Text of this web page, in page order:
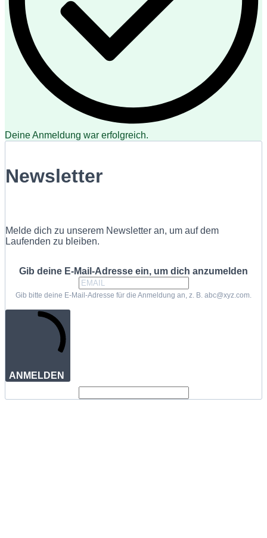
Deine Anmeldung war erfolgreich.
Newsletter
Melde dich zu unserem Newsletter an, um auf dem
Laufenden zu bleiben.
Gib deine E-Mail-Adresse ein, um dich anzumelden
Gib bitte deine E-Mail-Adresse für die Anmeldung an, z. B. abc@xyz.com.
ANMELDEN